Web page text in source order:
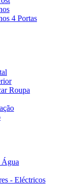
4 Portas
Roupa
Água
- Eléctricos